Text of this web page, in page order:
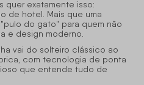
quer exatamente isso:
de hotel. Mais que uma
do gato" para quem não
e design moderno.
vai do solteiro clássico ao
com tecnologia de ponta
que entende tudo de